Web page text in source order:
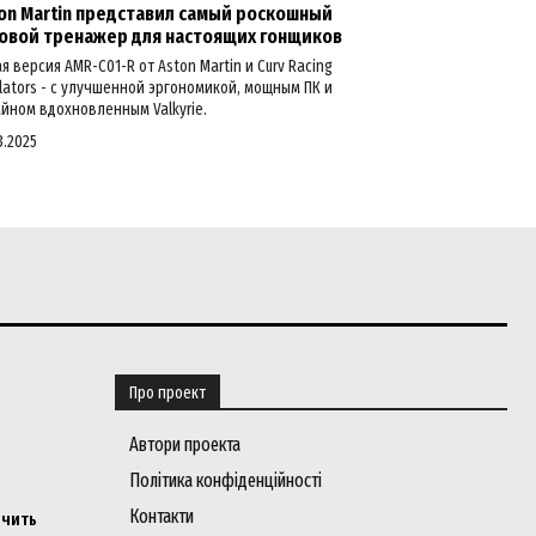
Martin представил самый роскошный
тренажер для настоящих гонщиков
версия AMR-C01-R от Aston Martin и Curv Racing
- с улучшенной эргономикой, мощным ПК и
вдохновленным Valkyrie.
Про проект
Автори проекта
Політика конфіденційності
Контакти